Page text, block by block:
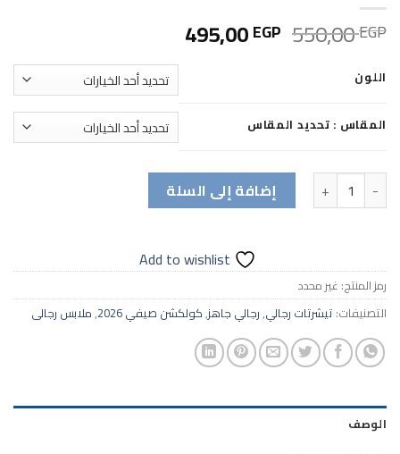
550,00EGP السعر
الأصلي
495,00EGP
الحالي
هو:
495,00 EGP.
اللون
المقاس : تحديد المقاس
كمية تشيرت العيد صيف 2026 خامة سنجل ليكرا توكيل Texo oneإضافة إلى السلة
Add to wishlist
رمز المنتج: غير محدد
التصنيفات: تيشرتات رجالي,رجالي جاهز,كولكشن صيفي 2026 ,ملابس رجالى
الوصف